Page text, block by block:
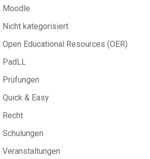
Moodle
Nicht kategorisiert
Open Educational Resources (OER)
PadLL
Prüfungen
Quick & Easy
Recht
Schulungen
Veranstaltungen